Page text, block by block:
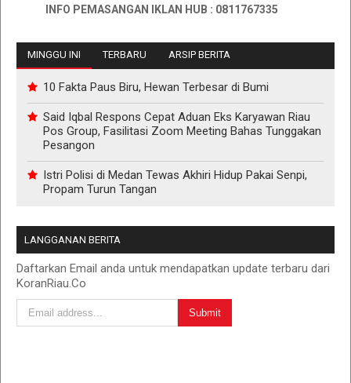
INFO PEMASANGAN IKLAN HUB : 0811767335
MINGGU INI TERBARU ARSIP BERITA
10 Fakta Paus Biru, Hewan Terbesar di Bumi
Said Iqbal Respons Cepat Aduan Eks Karyawan Riau
Pos Group, Fasilitasi Zoom Meeting Bahas Tunggakan
Pesangon
Istri Polisi di Medan Tewas Akhiri Hidup Pakai Senpi,
Propam Turun Tangan
LANGGANAN BERITA
Daftarkan Email anda untuk mendapatkan update terbaru dari
KoranRiau.Co